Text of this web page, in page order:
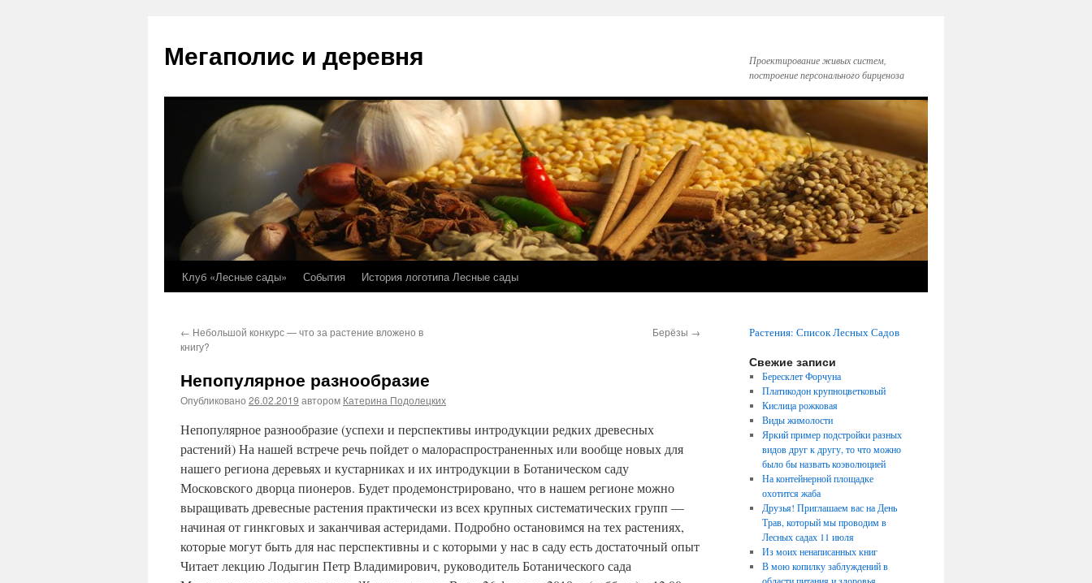
содержимому
Мегаполис и деревня
Проектирование живых систем,
построение персонального бирценоза
Клуб «Лесные сады» События История логотипа Лесные сады
← Небольшой конкурс — что за растение вложено в
книгу?
Берёзы →
Непопулярное разнообразие
Опубликовано 26.02.2019 автором Катерина Подолецких
Непопулярное разнообразие (успехи и перспективы интродукции редких древесных
растений) На нашей встрече речь пойдет о малораспространенных или вообще новых для
нашего региона деревьях и кустарниках и их интродукции в Ботаническом саду
Московского дворца пионеров. Будет продемонстрировано, что в нашем регионе можно
выращивать древесные растения практически из всех крупных систематических групп —
начиная от гинкговых и заканчивая астеридами. Подробно остановимся на тех растениях,
которые могут быть для нас перспективны и с которыми у нас в саду есть достаточный опыт
Читает лекцию Лодыгин Петр Владимирович, руководитель Ботанического сада
Растения: Список Лесных Садов
Свежие записи
Бересклет Форчуна
Платикодон крупноцветковый
Кислица рожковая
Виды жимолости
Яркий пример подстройки разных
видов друг к другу, то что можно
было бы назвать коэволюцией
На контейнерной площадке
охотится жаба
Друзья! Приглашаем вас на День
Трав, который мы проводим в
Лесных садах 11 июля
Из моих ненаписанных книг
В мою копилку заблуждений в